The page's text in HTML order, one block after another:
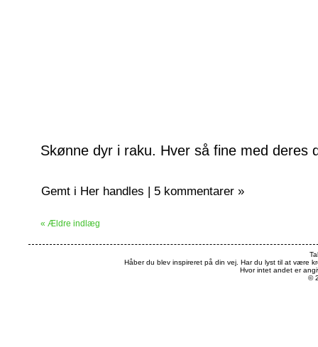
Skønne dyr i raku. Hver så fine med deres
Gemt i Her handles | 5 kommentarer »
« Ældre indlæg
Håber du blev inspireret på din vej. Har du lyst til at være
Hvor intet andet er
©